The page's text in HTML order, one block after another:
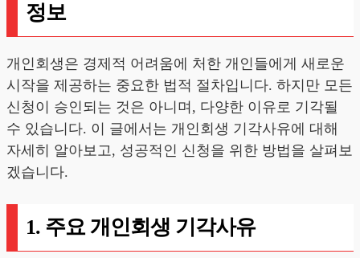
정보
개인회생은 경제적 어려움에 처한 개인들에게 새로운
시작을 제공하는 중요한 법적 절차입니다. 하지만 모든
신청이 승인되는 것은 아니며, 다양한 이유로 기각될
수 있습니다. 이 글에서는 개인회생 기각사유에 대해
자세히 알아보고, 성공적인 신청을 위한 방법을 살펴보
겠습니다.
1. 주요 개인회생 기각사유